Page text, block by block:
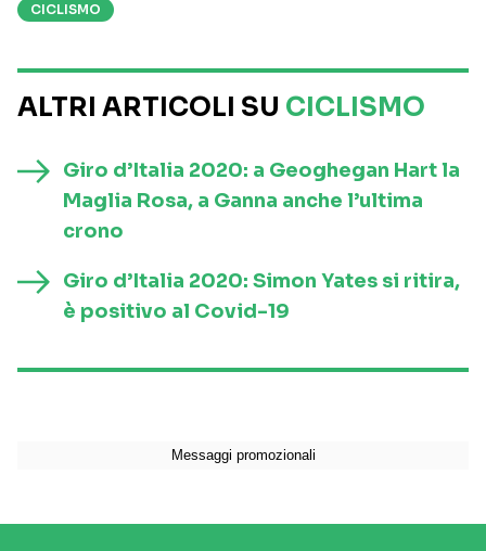
CICLISMO
ALTRI ARTICOLI SU CICLISMO
Giro d’Italia 2020: a Geoghegan Hart la
Maglia Rosa, a Ganna anche l’ultima
crono
Giro d’Italia 2020: Simon Yates si ritira,
è positivo al Covid-19